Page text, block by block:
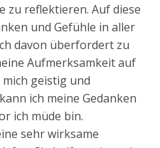
zu reflektieren. Auf diese
und Gefühle in aller
davon überfordert zu
Aufmerksamkeit auf
geistig und
ich meine Gedanken
ich müde bin.
sehr wirksame